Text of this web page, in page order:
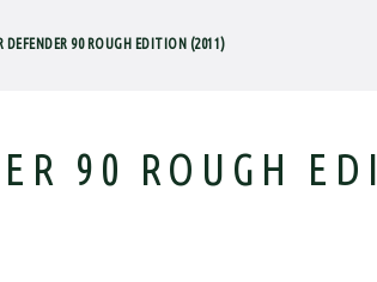
DEFENDER 90 ROUGH EDITION (2011)
90 ROUGH